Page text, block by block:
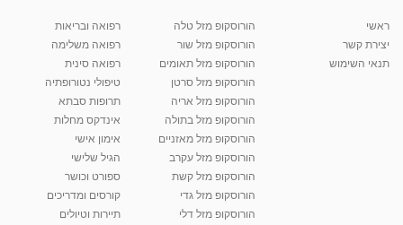
ראשי
יצירת קשר
תנאי השימוש
הורוסקופ מזל טלה
הורוסקופ מזל שור
הורוסקופ מזל תאומים
הורוסקופ מזל סרטן
הורוסקופ מזל אריה
הורוסקופ מזל בתולה
הורוסקופ מזל מאזניים
הורוסקופ מזל עקרב
הורוסקופ מזל קשת
הורוסקופ מזל גדי
הורוסקופ מזל דלי
רפואה ובריאות
רפואה משלימה
רפואה סינית
טיפולי נטורופתיה
תרופות סבתא
אינדקס מחלות
אימון אישי
הגיל שלישי
ספורט וכושר
קורסים ומדריכים
תיירות וטיולים